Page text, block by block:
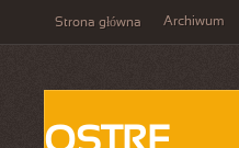
Strona główna Archiwum